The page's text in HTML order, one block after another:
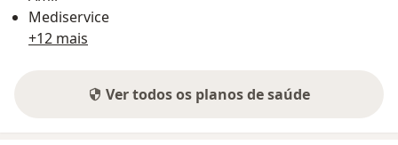
Mediservice
+12 mais
Ver todos os planos de saúde